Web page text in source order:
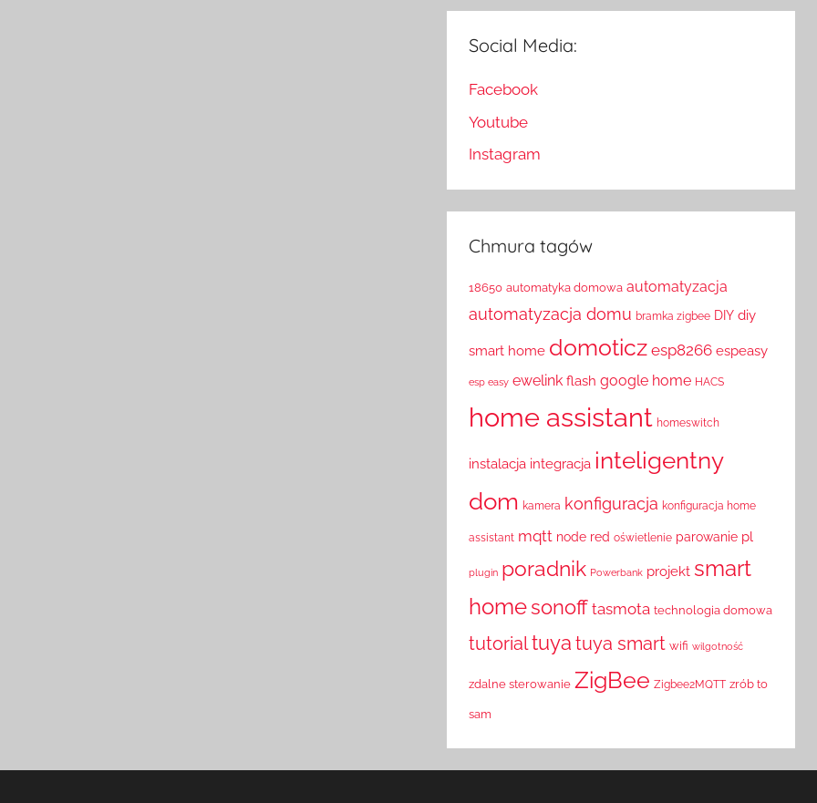
Social Media:
Facebook
Youtube
Instagram
Chmura tagów
18650 automatyka domowa automatyzacja
automatyzacja domu bramka zigbee DIY diy
smart home domoticz esp8266 espeasy
esp easy ewelink flash google home HACS
home assistant homeswitch
instalacja integracja inteligentny
dom kamera konfiguracja konfiguracja home
assistant mqtt node red oświetlenie parowanie pl
plugin poradnik Powerbank projekt smart
home sonoff tasmota technologia domowa
tutorialtuya tuya smart wifi wilgotność
zdalne sterowanie ZigBee Zigbee2MQTT zrób to
sam